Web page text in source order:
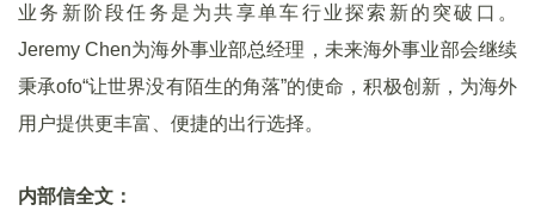
业务新阶段任务是为共享单车行业探索新的突破口。
Jeremy Chen为海外事业部总经理，未来海外事业部会继续
秉承ofo“让世界没有陌生的角落”的使命，积极创新，为海外
用户提供更丰富、便捷的出行选择。
内部信全文：